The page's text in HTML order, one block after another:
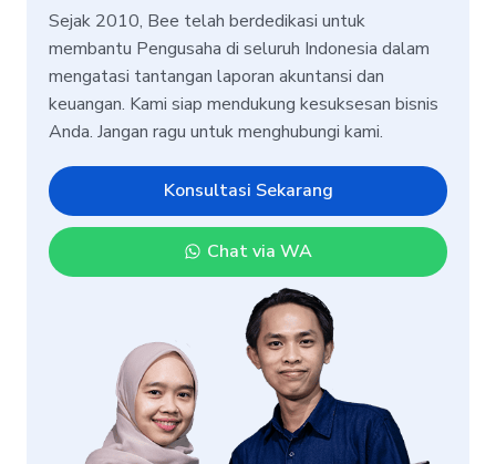
Sejak 2010, Bee telah berdedikasi untuk
membantu Pengusaha di seluruh Indonesia dalam
mengatasi tantangan laporan akuntansi dan
keuangan. Kami siap mendukung kesuksesan bisnis
Anda. Jangan ragu untuk menghubungi kami.
Konsultasi Sekarang
Chat via WA